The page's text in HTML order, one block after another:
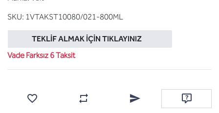
SKU: 1VTAKST10080/021-800ML
TEKLIF ALMAK İÇIN TIKLAYINIZ
Vade Farksız 6 Taksit
Karşılaştırma listesine ekleArkadaşına e-posta ile
Soru sor